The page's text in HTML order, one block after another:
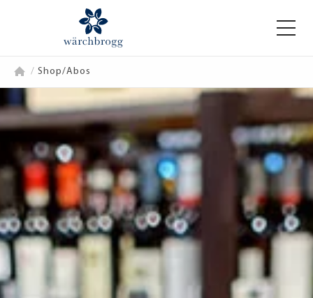
/Shop/Abos